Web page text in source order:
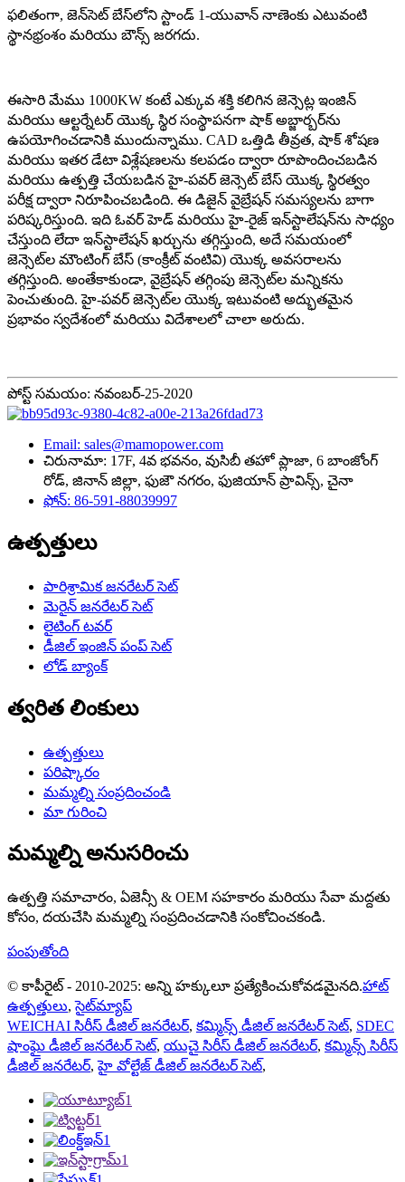
ఫలితంగా, జెన్‌సెట్ బేస్‌లోని స్టాండ్ 1-యువాన్ నాణెంకు ఎటువంటి
స్థానభ్రంశం మరియు బౌన్స్ జరగదు.
ఈసారి మేము 1000KW కంటే ఎక్కువ శక్తి కలిగిన జెన్సెట్ల ఇంజిన్
మరియు ఆల్టర్నేటర్ యొక్క స్థిర సంస్థాపనగా షాక్ అబ్జార్బర్‌ను
ఉపయోగించడానికి ముందున్నాము. CAD ఒత్తిడి తీవ్రత, షాక్ శోషణ
మరియు ఇతర డేటా విశ్లేషణలను కలపడం ద్వారా రూపొందించబడిన
మరియు ఉత్పత్తి చేయబడిన హై-పవర్ జెన్సెట్ బేస్ యొక్క స్థిరత్వం
పరీక్ష ద్వారా నిరూపించబడింది. ఈ డిజైన్ వైబ్రేషన్ సమస్యలను బాగా
పరిష్కరిస్తుంది. ఇది ఓవర్ హెడ్ మరియు హై-రైజ్ ఇన్‌స్టాలేషన్‌ను సాధ్యం
చేస్తుంది లేదా ఇన్‌స్టాలేషన్ ఖర్చును తగ్గిస్తుంది, అదే సమయంలో
జెన్సెట్‌ల మౌంటింగ్ బేస్ (కాంక్రీట్ వంటివి) యొక్క అవసరాలను
తగ్గిస్తుంది. అంతేకాకుండా, వైబ్రేషన్ తగ్గింపు జెన్సెట్‌ల మన్నికను
పెంచుతుంది. హై-పవర్ జెన్సెట్‌ల యొక్క ఇటువంటి అద్భుతమైన
ప్రభావం స్వదేశంలో మరియు విదేశాలలో చాలా అరుదు.
పోస్ట్ సమయం: నవంబర్-25-2020
Email: sales@mamopower.com
చిరునామా: 17F, 4వ భవనం, వుసిబీ తహో ప్లాజా, 6 బాంజోంగ్
రోడ్, జినాన్ జిల్లా, ఫుజౌ నగరం, ఫుజియాన్ ప్రావిన్స్, చైనా
ఫోన్: 86-591-88039997
ఉత్పత్తులు
పారిశ్రామిక జనరేటర్ సెట్
మెరైన్ జనరేటర్ సెట్
లైటింగ్ టవర్
డీజిల్ ఇంజిన్ పంప్ సెట్
లోడ్ బ్యాంక్
త్వరిత లింకులు
ఉత్పత్తులు
పరిష్కారం
మమ్మల్ని సంప్రదించండి
మా గురించి
మమ్మల్ని అనుసరించు
ఉత్పత్తి సమాచారం, ఏజెన్సీ & OEM సహకారం మరియు సేవా మద్దతు
కోసం, దయచేసి మమ్మల్ని సంప్రదించడానికి సంకోచించకండి.
పంపుతోంది
© కాపీరైట్ - 2010-2025: అన్ని హక్కులూ ప్రత్యేకించుకోవడమైనది.హాట్
ఉత్పత్తులు,సైట్‌మ్యాప్
WEICHAI సిరీస్ డీజిల్ జనరేటర్, కమ్మిన్స్ డీజిల్ జనరేటర్ సెట్, SDEC
షాంఘై డీజిల్ జనరేటర్ సెట్, యుచై సిరీస్ డీజిల్ జనరేటర్, కమ్మిన్స్ సిరీస్
డీజిల్ జనరేటర్,హై వోల్టేజ్ డీజిల్ జనరేటర్ సెట్,